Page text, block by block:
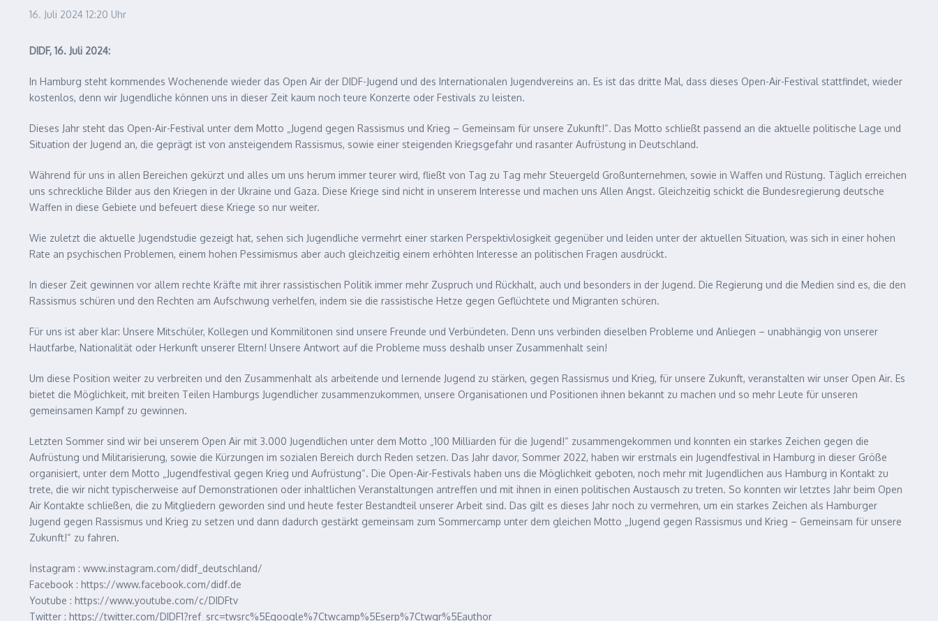
16. Juli 2024 12:20 Uhr
DIDF, 16. Juli 2024:
In Hamburg steht kommendes Wochenende wieder das Open Air der DIDF-Jugend und des Internationalen Jugendvereins an. Es ist das dritte Mal, dass dieses Open-Air-Festival stattfindet, wieder
kostenlos, denn wir Jugendliche können uns in dieser Zeit kaum noch teure Konzerte oder Festivals zu leisten.
Dieses Jahr steht das Open-Air-Festival unter dem Motto „Jugend gegen Rassismus und Krieg – Gemeinsam für unsere Zukunft!“. Das Motto schließt passend an die aktuelle politische Lage und
Situation der Jugend an, die geprägt ist von ansteigendem Rassismus, sowie einer steigenden Kriegsgefahr und rasanter Aufrüstung in Deutschland.
Während für uns in allen Bereichen gekürzt und alles um uns herum immer teurer wird, fließt von Tag zu Tag mehr Steuergeld Großunternehmen, sowie in Waffen und Rüstung. Täglich erreichen
uns schreckliche Bilder aus den Kriegen in der Ukraine und Gaza. Diese Kriege sind nicht in unserem Interesse und machen uns Allen Angst. Gleichzeitig schickt die Bundesregierung deutsche
Waffen in diese Gebiete und befeuert diese Kriege so nur weiter.
Wie zuletzt die aktuelle Jugendstudie gezeigt hat, sehen sich Jugendliche vermehrt einer starken Perspektivlosigkeit gegenüber und leiden unter der aktuellen Situation, was sich in einer hohen
Rate an psychischen Problemen, einem hohen Pessimismus aber auch gleichzeitig einem erhöhten Interesse an politischen Fragen ausdrückt.
In dieser Zeit gewinnen vor allem rechte Kräfte mit ihrer rassistischen Politik immer mehr Zuspruch und Rückhalt, auch und besonders in der Jugend. Die Regierung und die Medien sind es, die den
Rassismus schüren und den Rechten am Aufschwung verhelfen, indem sie die rassistische Hetze gegen Geflüchtete und Migranten schüren.
Für uns ist aber klar: Unsere Mitschüler, Kollegen und Kommilitonen sind unsere Freunde und Verbündeten. Denn uns verbinden dieselben Probleme und Anliegen – unabhängig von unserer
Hautfarbe, Nationalität oder Herkunft unserer Eltern! Unsere Antwort auf die Probleme muss deshalb unser Zusammenhalt sein!
Um diese Position weiter zu verbreiten und den Zusammenhalt als arbeitende und lernende Jugend zu stärken, gegen Rassismus und Krieg, für unsere Zukunft, veranstalten wir unser Open Air. Es
bietet die Möglichkeit, mit breiten Teilen Hamburgs Jugendlicher zusammenzukommen, unsere Organisationen und Positionen ihnen bekannt zu machen und so mehr Leute für unseren
gemeinsamen Kampf zu gewinnen.
Letzten Sommer sind wir bei unserem Open Air mit 3.000 Jugendlichen unter dem Motto „100 Milliarden für die Jugend!“ zusammengekommen und konnten ein starkes Zeichen gegen die
Aufrüstung und Militarisierung, sowie die Kürzungen im sozialen Bereich durch Reden setzen. Das Jahr davor, Sommer 2022, haben wir erstmals ein Jugendfestival in Hamburg in dieser Größe
organisiert, unter dem Motto „Jugendfestival gegen Krieg und Aufrüstung“. Die Open-Air-Festivals haben uns die Möglichkeit geboten, noch mehr mit Jugendlichen aus Hamburg in Kontakt zu
trete, die wir nicht typischerweise auf Demonstrationen oder inhaltlichen Veranstaltungen antreffen und mit ihnen in einen politischen Austausch zu treten. So konnten wir letztes Jahr beim Open
Air Kontakte schließen, die zu Mitgliedern geworden sind und heute fester Bestandteil unserer Arbeit sind. Das gilt es dieses Jahr noch zu vermehren, um ein starkes Zeichen als Hamburger
Jugend gegen Rassismus und Krieg zu setzen und dann dadurch gestärkt gemeinsam zum Sommercamp unter dem gleichen Motto „Jugend gegen Rassismus und Krieg – Gemeinsam für unsere
Zukunft!“ zu fahren.
İnstagram : www.instagram.com/didf_deutschland/
Facebook : https://www.facebook.com/didf.de
Youtube : https://www.youtube.com/c/DIDFtv
Twitter : https://twitter.com/DIDF1?ref_src=twsrc%5Egoogle%7Ctwcamp%5Eserp%7Ctwgr%5Eauthor